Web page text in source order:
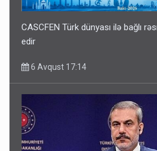
CASCFEN Türk dünyası ilə bağlı
edir
6 Avqust 17:14